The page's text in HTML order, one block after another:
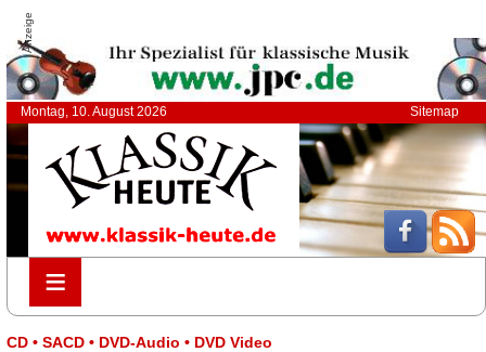
Anzeige
Montag, 10. August 2026 Sitemap
≡
≡
CD • SACD • DVD-Audio • DVD Video